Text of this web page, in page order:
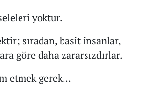
yoktur.
sıradan, basit insanlar,
göre daha zararsızdırlar.
etmek gerek…